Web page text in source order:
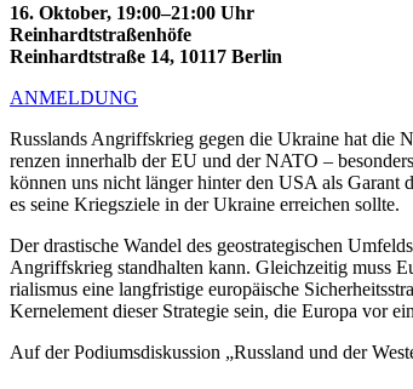
16. Oktober, 19:00–21:00 Uhr
Reinhardt­stra­ßenhöfe
Reinhardt­straße 14, 10117 Berlin
ANMELDUNG
Russlands Angriffs­krieg gegen die Ukraine hat die
renzen innerhalb der EU und der NATO –
können uns nicht länger hinter den USA als Garant
es seine Kriegs­ziele in der Ukraine erreichen sollte.
Der drastische Wandel des geostra­te­gi­schen
Angriffs­krieg stand­halten kann. Gleich­zeitig muss
ria­lismus eine langfristige europäische
Kernelement dieser Strategie sein, die Europa vor
Auf der Podiums­dis­kussion „Russland und der